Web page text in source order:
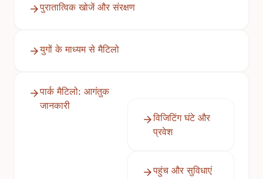
पुरातात्विक खोजें और संरक्षण
युगों के माध्यम से मैटिलो
पार्क मैटिलो: आगंतुक
जानकारी
विजिटिंग घंटे और
प्रवेश
पहुंच और सुविधाएं